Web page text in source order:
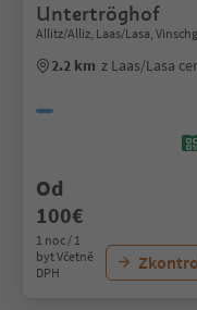
Untertröghof
Allitz/Alliz, Laas/Lasa,
2.2 km z Laas/Lasa
Od
100€
1 noc / 1
byt Včetně
DPH